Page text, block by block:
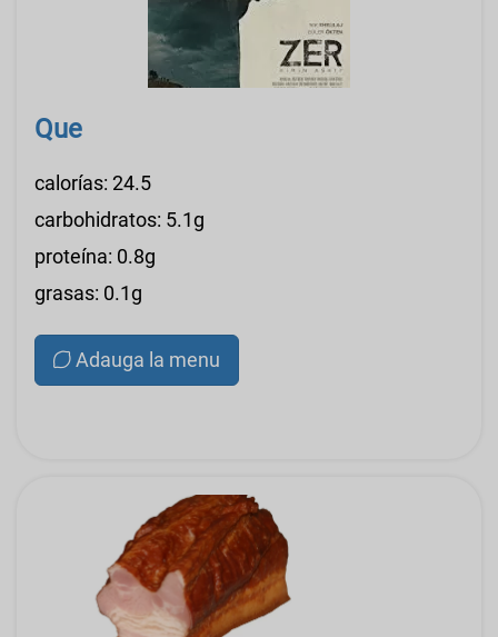
Que
calorías: 24.5
carbohidratos: 5.1g
proteína: 0.8g
grasas: 0.1g
Adauga la menu